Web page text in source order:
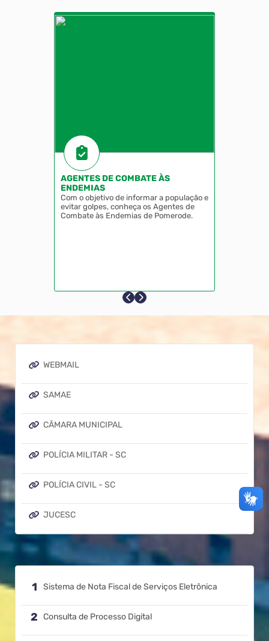
AGENTES DE COMBATE ÀS
ENDEMIAS
Com o objetivo de informar a população e
evitar golpes, conheça os Agentes de
Combate às Endemias de Pomerode.
WEBMAIL
SAMAE
CÂMARA MUNICIPAL
POLÍCIA MILITAR - SC
POLÍCIA CIVIL - SC
JUCESC
LEIS MUNICIPAIS
Sistema de Nota Fiscal de Serviços Eletrônica
Consulta de Processo Digital